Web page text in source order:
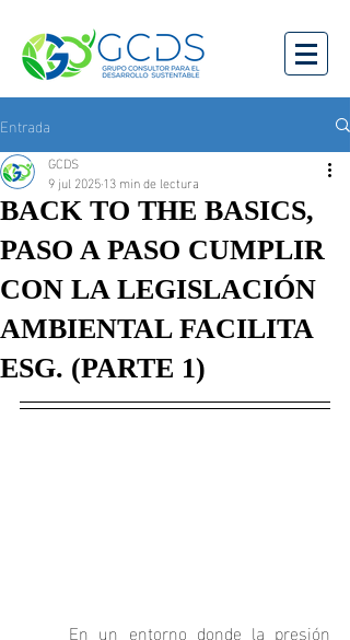
Entrada
BACK TO THE BASICS,
PASO A PASO CUMPLIR
CON LA LEGISLACIÓN
AMBIENTAL FACILITA
ESG. (PARTE 1)
GCDS
9 jul 202513 min de lectura